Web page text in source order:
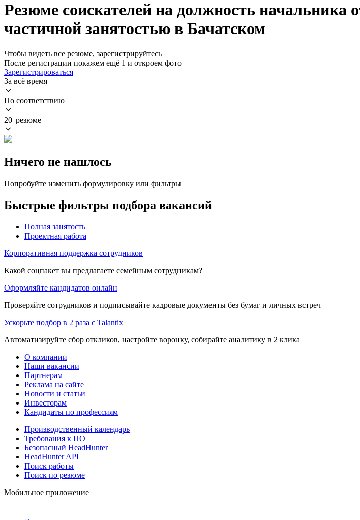
Резюме соискателей на должность начальника
частичной занятостью в Бачатском
Чтобы видеть все резюме, зарегистрируйтесь
После регистрации покажем ещё 1 и откроем фото
Зарегистрироваться
За всё время
По соответствию
20 резюме
Ничего не нашлось
Попробуйте изменить формулировку или фильтры
Быстрые фильтры подбора вакансий
Полная занятость
Проектная работа
Корпоративная поддержка сотрудников
Какой соцпакет вы предлагаете семейным сотрудникам?
Оформляйте кандидатов онлайн
Проверяйте сотрудников и подписывайте кадровые документы без бумаг и личных встреч
Ускорьте подбор в 2 раза с Talantix
Автоматизируйте сбор откликов, настройте воронку, собирайте аналитику в 2 клика
О компании
Наши вакансии
Партнерам
Реклама на сайте
Новости и статьи
Инвесторам
Кандидаты по профессиям
Производственный календарь
Требования к ПО
Безопасный HeadHunter
HeadHunter API
Поиск работы
Поиск по резюме
Мобильное приложение